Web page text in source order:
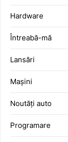
Hardware
Întreabă-mă
Lansări
Mașini
Noutăți auto
Programare